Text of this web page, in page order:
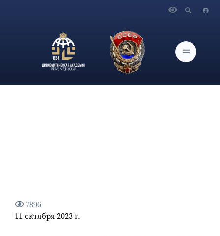
пленарном заседании международного форума «Российская
энергетическая неделя»
7896
11 октября 2023 г.